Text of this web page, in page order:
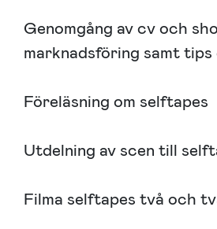
Genomgång av cv och
marknadsföring samt
Föreläsning om selftapes
Utdelning av scen till
Filma selftapes två och